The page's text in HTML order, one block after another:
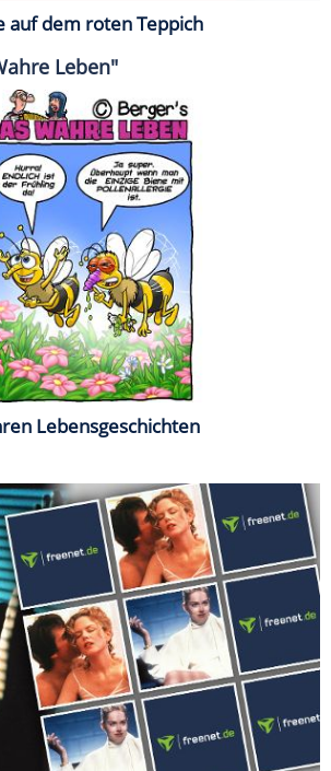
auf dem roten Teppich
Leben"
Lebensgeschichten